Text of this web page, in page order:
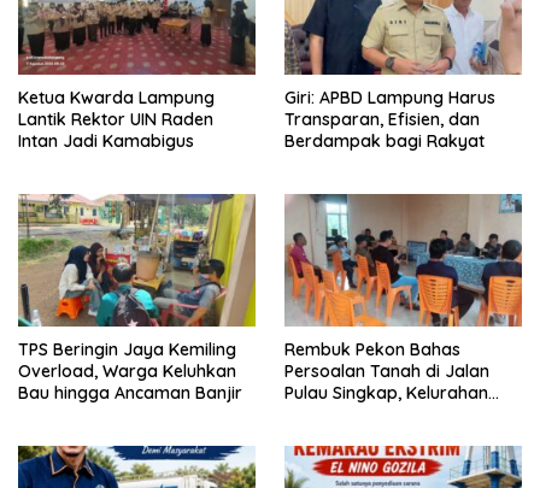
Ketua Kwarda Lampung
Lantik Rektor UIN Raden
Intan Jadi Kamabigus
Giri: APBD Lampung Harus
Transparan, Efisien, dan
Berdampak bagi Rakyat
TPS Beringin Jaya Kemiling
Overload, Warga Keluhkan
Bau hingga Ancaman Banjir
Rembuk Pekon Bahas
Persoalan Tanah di Jalan
Pulau Singkap, Kelurahan